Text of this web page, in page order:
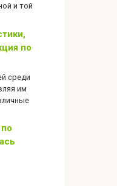
и той
по
среди
им